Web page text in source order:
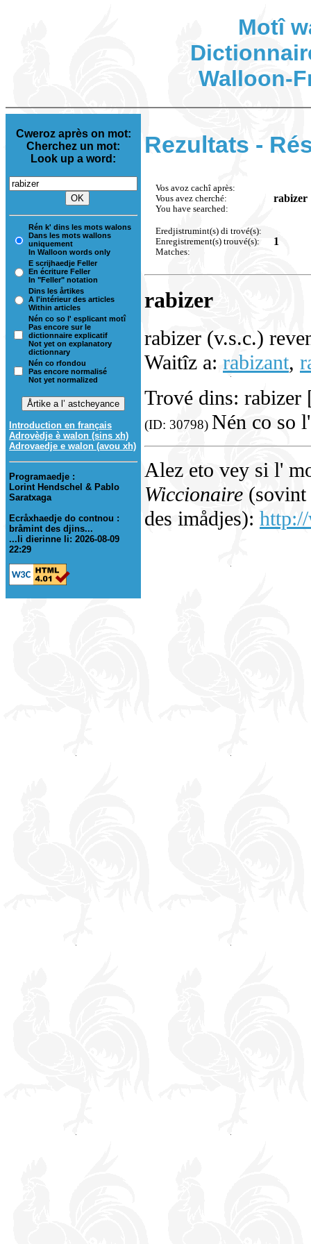
Motî
Walloon-
Cweroz après on mot:
Cherchez un mot:
Look up a word:
Rén k' dins les mots walons
Dans les mots wallons
uniquement
In Walloon words only
E scrijhaedje Feller
En écriture Feller
In "Feller" notation
Dins les årtikes
A l'intérieur des articles
Within articles
Nén co so l' esplicant motî
Pas encore sur le
dictionnaire explicatif
Not yet on explanatory
dictionnary
Nén co rfondou
Pas encore normalisé
Not yet normalized
Introduction en français
Adrovèdje è walon (sins xh)
Adrovaedje e walon (avou xh)
Programaedje :
Lorint Hendschel & Pablo
Saratxaga
Ecråxhaedje do contnou :
bråmint des djins...
...li dierinne li: 2026-08-09
22:29
Rezultats -
Vos avoz cachî après:
Vous avez cherché:
You have searched:
rabizer
Eredjistrumint(s) di trové(s):
Enregistrement(s) trouvé(s):
Matches:
1
rabizer
rabizer (v.s.c.)
Waitîz a: rabizant,
Trové dins: rabizer
(ID: 30798) Nén co so
Alez eto vey si l'
Wiccionaire (sovint
des imådjes):